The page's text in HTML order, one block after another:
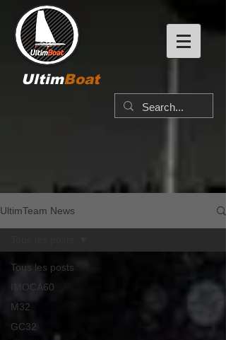
UltimBoat
UltimTeam News
Tous les posts
IMOCA60
M32
GC32